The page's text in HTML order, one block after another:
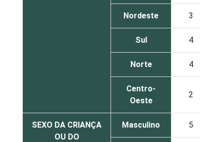
Nordeste 3
Sul 4
Norte 4
Centro-
Oeste
2
SEXO DA CRIANÇA
OU DO
Masculino 5